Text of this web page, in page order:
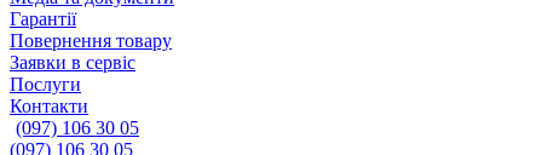
Гарантії
Повернення товару
Заявки в сервіс
Послуги
Контакти
(097) 106 30 05
(097) 106 30 05